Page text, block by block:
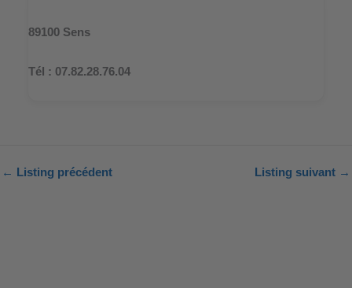
89100 Sens
Tél : 07.82.28.76.04
← Listing précédent Listing suivant →